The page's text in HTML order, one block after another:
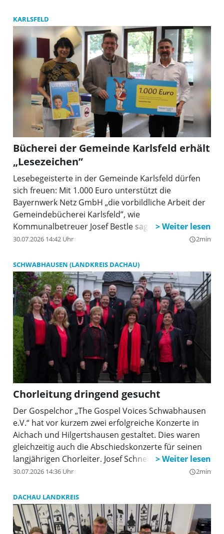
Schönbrunn.
KARLSFELD
Bücherei der Gemeinde Karlsfeld erhält
„Lesezeichen”
Lesebegeisterte in der Gemeinde Karlsfeld dürfen
sich freuen: Mit 1.000 Euro unterstützt die
Bayernwerk Netz GmbH „die vorbildliche Arbeit der
Gemeindebücherei Karlsfeld”, wie
Kommunalbetreuer Josef Bestle sagte. Das
Unternehmen vergibt seine jeweils mit 1.000 Euro
Büchereien in Bayern – heuer bereits zum 20. Mal.
„Lese-Orte, die stark machen” ist in diesem Jahr das
Motto des Kinderbibliothekspreises und der Aktion
Lesezeichen. Ziel ist es – wie jetzt auch in Karlsfeld–
den Zugang zu Bildungsressourcen zu verbessern
und das Lesen in allen Altersgruppen zu fördern.
„Die 1.000 Euro dienen der Beschaffung neuer
Bücher und Medien”, sagte Josef Bestle,
Kommunalbetreuer des Bayernwerks, bei der
Übergabe der Auszeichnung.
30.07.2026 14:42 Uhr query_builder2min
SCHWABHAUSEN (LANDKREIS DACHAU)
Chorleitung dringend gesucht
Der Gospelchor „The Gospel Voices Schwabhausen
e.V.“ hat vor kurzem zwei erfolgreiche Konzerte in
Aichach und Hilgertshausen gestaltet. Dies waren
gleichzeitig auch die Abschiedskonzerte für seinen
langjährigen Chorleiter. Josef Schneider leitete den
Chor über sieben Jahre, in denen in Vorbereitung
erweitert wurde. Fast jährlich fuhren alle
gemeinsam zu intensiver Chorarbeit in ein
Probenwochenende, wobei aber auch Zeit für
geselliges Beisammensein blieb. Der gute
30.07.2026 14:36 Uhr query_builder2min
DACHAU LANDKREIS